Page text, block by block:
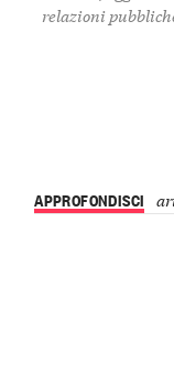
relazioni
APPROFONDISCI